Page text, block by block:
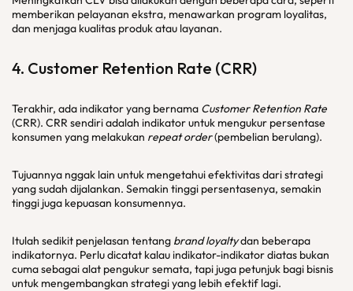
memberikan pelayanan ekstra, menawarkan program loyalitas,
dan menjaga kualitas produk atau layanan.
4. Customer Retention Rate (CRR)
Terakhir, ada indikator yang bernama Customer Retention Rate
(CRR). CRR sendiri adalah indikator untuk mengukur persentase
konsumen yang melakukan repeat order(pembelian berulang).
Tujuannya nggak lain untuk mengetahui efektivitas dari strategi
yang sudah dijalankan. Semakin tinggi persentasenya, semakin
tinggi juga kepuasan konsumennya.
Itulah sedikit penjelasan tentang brand loyaltydan beberapa
indikatornya. Perlu dicatat kalau indikator-indikator diatas bukan
cuma sebagai alat pengukur semata, tapi juga petunjuk bagi bisnis
untuk mengembangkan strategi yang lebih efektif lagi.